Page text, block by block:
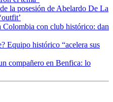
la posesión de Abelardo De La
con club histórico: dan
Equipo histórico “acelera sus
compañero en Benfica: lo